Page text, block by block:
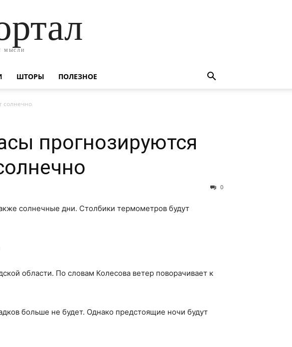
мысли
ШТОРЫ ПОЛЕЗНОЕ
солнечно
прогнозируются
0
солнечные дни. Столбики термометров будут
области. По словам Колесова ветер поворачивает к
больше не будет. Однако предстоящие ночи будут